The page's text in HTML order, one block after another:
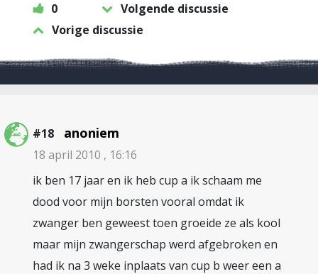
0
Volgende discussie
Vorige discussie
#18 anoniem
18 april 2010 , 16:16
ik ben 17 jaar en ik heb cup a ik schaam me
dood voor mijn borsten vooral omdat ik
zwanger ben geweest toen groeide ze als kool
maar mijn zwangerschap werd afgebroken en
had ik na 3 weke inplaats van cup b weer een a